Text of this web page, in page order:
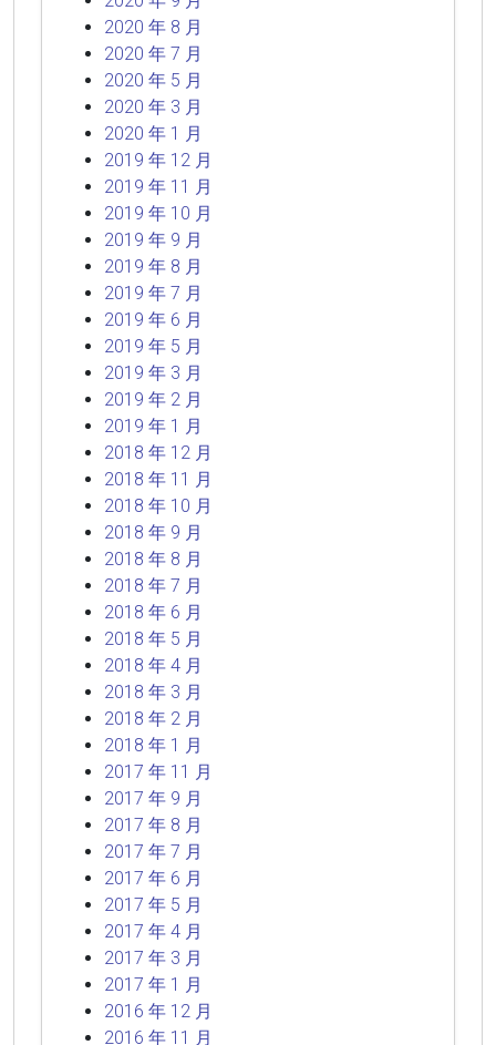
2020 年 8 月
2020 年 7 月
2020 年 5 月
2020 年 3 月
2020 年 1 月
2019 年 12 月
2019 年 11 月
2019 年 10 月
2019 年 9 月
2019 年 8 月
2019 年 7 月
2019 年 6 月
2019 年 5 月
2019 年 3 月
2019 年 2 月
2019 年 1 月
2018 年 12 月
2018 年 11 月
2018 年 10 月
2018 年 9 月
2018 年 8 月
2018 年 7 月
2018 年 6 月
2018 年 5 月
2018 年 4 月
2018 年 3 月
2018 年 2 月
2018 年 1 月
2017 年 11 月
2017 年 9 月
2017 年 8 月
2017 年 7 月
2017 年 6 月
2017 年 5 月
2017 年 4 月
2017 年 3 月
2017 年 1 月
2016 年 12 月
2016 年 11 月